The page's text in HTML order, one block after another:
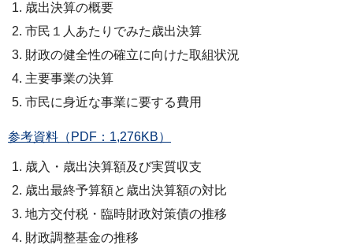
歳出決算の概要
市民１人あたりでみた歳出決算
財政の健全性の確立に向けた取組状況
主要事業の決算
市民に身近な事業に要する費用
参考資料（PDF：1,276KB）
歳入・歳出決算額及び実質収支
歳出最終予算額と歳出決算額の対比
地方交付税・臨時財政対策債の推移
財政調整基金の推移